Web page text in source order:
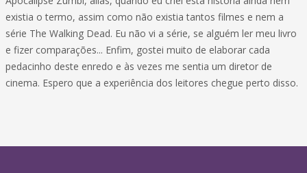
existia o termo, assim como não existia tantos filmes e nem a
série The Walking Dead. Eu não vi a série, se alguém ler meu livro
e fizer comparações... Enfim, gostei muito de elaborar cada
pedacinho deste enredo e às vezes me sentia um diretor de
cinema. Espero que a experiência dos leitores chegue perto disso.